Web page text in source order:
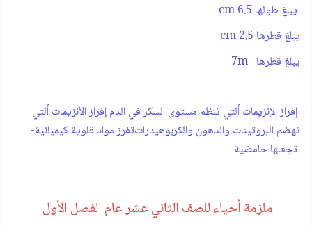
يبلغ طولها 6.5 cm
يبلغ قطرها 2.5 cm‫
يبلغ قطرها 7m‫
تهضم البروتينات والدهون والكربوهيدرات‫‪ -تفرز مواد قلوية كيميائية
ملزمة أحياء للصف الثاني عشر عام الفصل الأول